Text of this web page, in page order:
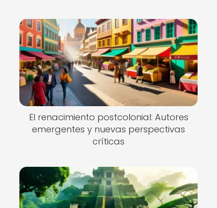
El renacimiento postcolonial: Autores
emergentes y nuevas perspectivas
críticas